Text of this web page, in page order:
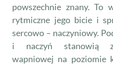
powszechnie znany. To
rytmiczne jego bicie i
sercowo – naczyniowy.
i naczyń stanowią
wapniowej na poziomie